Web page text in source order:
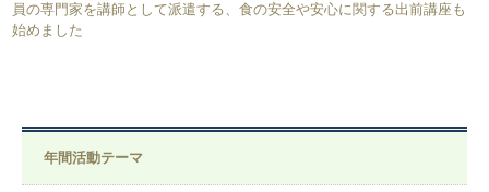
員の専門家を講師として派遣する、食の安全や安心に関する出前講座も
始めました
年間活動テーマ